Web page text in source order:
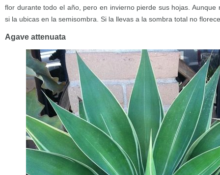
flor durante todo el año, pero en invierno pierde sus hojas. Aunque
si la ubicas en la semisombra. Si la llevas a la sombra total no
Agave attenuata